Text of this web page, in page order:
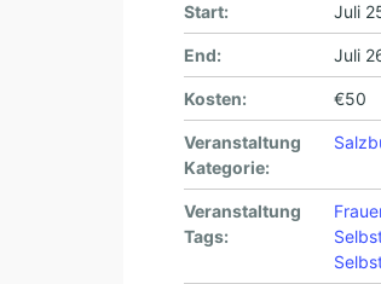
Start: Juli
End: Juli
Kosten: €50
Veranstaltung
Kategorie:
Veranstaltung
Tags: